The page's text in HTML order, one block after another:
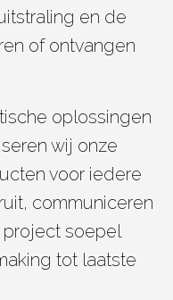
en de
of ontvangen
oplossingen
wij onze
voor iedere
communiceren
soepel
tot laatste